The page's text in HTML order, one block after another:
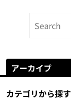
アーカイブ
カテゴリから探す